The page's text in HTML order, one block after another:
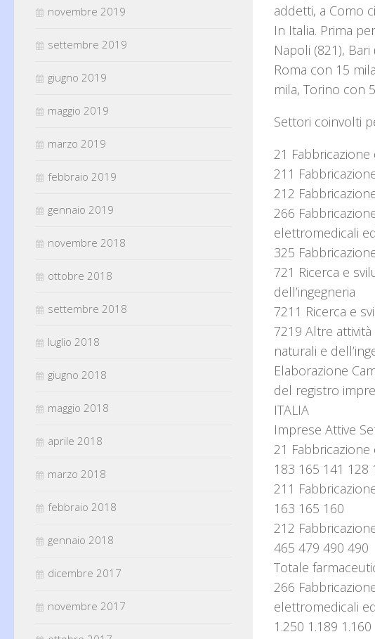
addetti, a Como
In Italia. Prima
Napoli (821),
Roma con 15
mila, Torino con
Settori coinvolti
21
211
212
266
elettromedicali
325
721 Ricerca e
dell’ingegneria
7211 Ricerca e
7219 Altre
naturali e
Elaborazione
del registro
ITALIA
Imprese Attive
21
183 165 141 128
211
163 165 160
212
465 479 490 490
Totale
266
elettromedicali
1.250 1.189 1.160
novembre 2019
settembre 2019
giugno 2019
maggio 2019
marzo 2019
febbraio 2019
gennaio 2019
novembre 2018
ottobre 2018
settembre 2018
luglio 2018
giugno 2018
maggio 2018
aprile 2018
marzo 2018
febbraio 2018
gennaio 2018
dicembre 2017
novembre 2017